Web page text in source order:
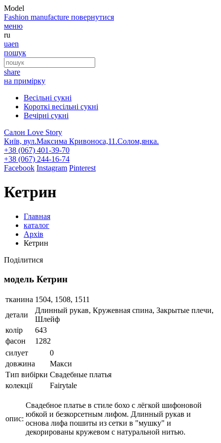
Model
Fashion manufacture повернутися
меню
ru
uaen
пошук
share
на примірку
Весільні сукні
Короткі весільні сукні
Вечірні сукні
Салон Love Story
Київ, вул.Максима Кривоноса,11.Солом,янка.
+38 (067) 401-39-70
+38 (067) 244-16-74
Facebook Instagram Pinterest
Кетрин
Главная
каталог
Архів
Кетрин
Поділитися
модель Кетрин
тканина 1504, 1508, 1511
детали
Длинный рукав, Кружевная спина, Закрытые плечи,
Шлейф
колір
643
фасон
1282
силует
0
довжина
Макси
Тип вибірки Cвадебные платья
колекції
Fairytale
опис:
Свадебное платье в стиле бохо с лёгкой шифоновой
юбкой и безкорсетным лифом. Длинный рукав и
основа лифа пошиты из сетки в "мушку" и
декорированы кружевом с натуральной нитью.